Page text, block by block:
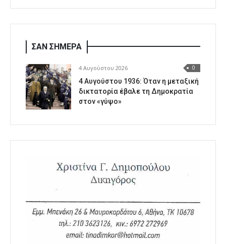
ΣΑΝ ΣΗΜΕΡΑ
4 Αυγούστου 2026 0
4 Αυγούστου 1936: Όταν η μεταξική
δικτατορία έβαλε τη Δημοκρατία
στον «γύψο»